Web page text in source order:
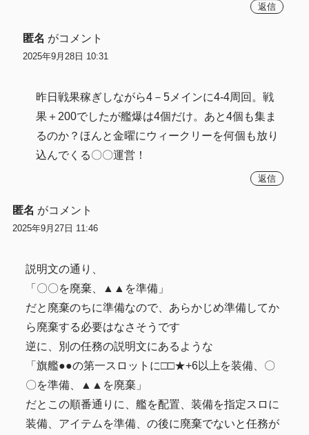
返信
匿名 がコメント
2025年9月28日 10:31
昨日戦果稼ぎしながら4－5メインに4-4周回。戦
果＋200でしたが艦爆は4個だけ。あと4個も集ま
るのか？ほんと金曜にウィークリーを何個も放り
込んでくる〇〇運営！
返信
匿名 がコメント
2025年9月27日 11:46
説明文の通り、
「〇〇を廃棄、▲▲を準備」
だと廃棄のちに準備なので、あらかじめ準備してか
ら廃棄する必要はなさそうです
逆に、別の任務の説明文にあるような
「旗艦●●の第一スロットに□□★+6以上を装備、〇
〇を準備、▲▲を廃棄」
だとこの順番通りに、艦を配置、装備を指定スロに
装備、アイテムを準備、の後に廃棄でないと任務が